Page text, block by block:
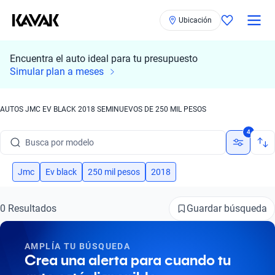
Ubicación
Encuentra el auto ideal para tu presupuesto
Simular plan a meses
AUTOS JMC EV BLACK 2018 SEMINUEVOS DE 250 MIL PESOS
Busca por modelo
Busca por versión
Busca por marca
Busca por modelo
4
Jmc Ev black 250 mil pesos 2018
0 Resultados Guardar búsqueda
AMPLÍA TU BÚSQUEDA
Crea una alerta para cuando tu